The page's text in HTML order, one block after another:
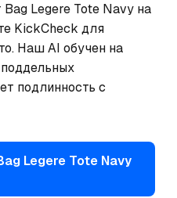
Legere Tote Navy на
KickCheck для
Наш AI обучен на
подлинность с
Legere Tote Navy